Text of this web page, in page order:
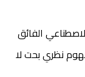
الفائق
نظري بحت لا